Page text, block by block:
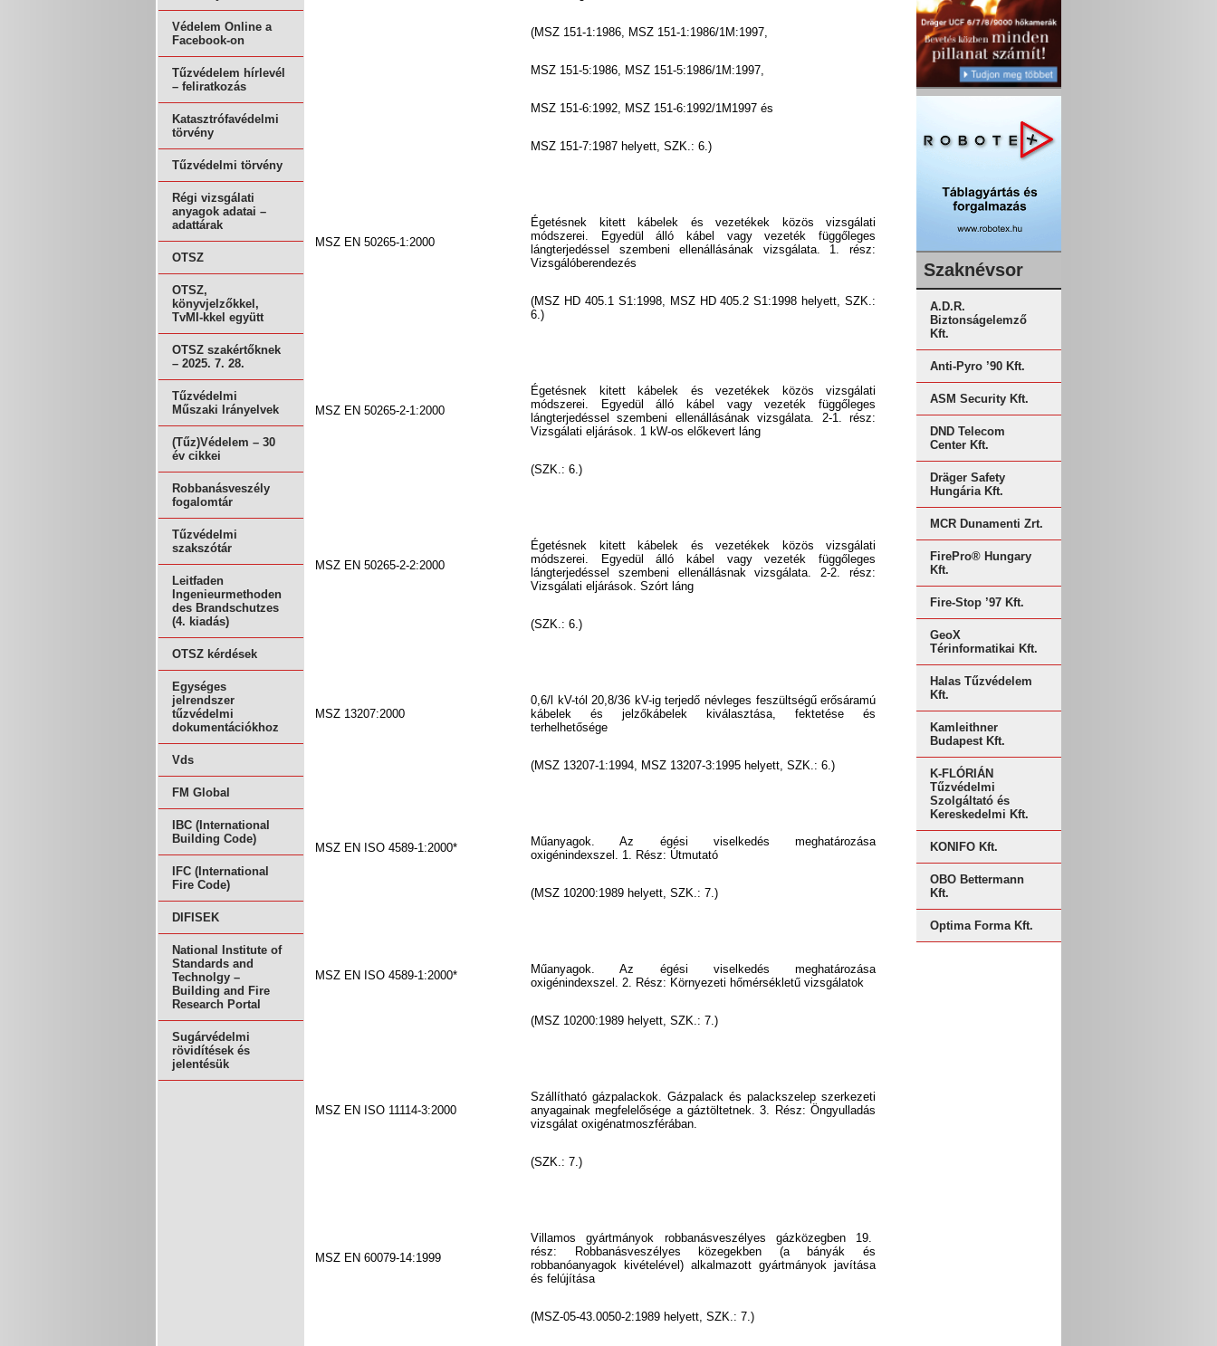
Védelem Online a
Facebook-on
Tűzvédelem hírlevél
– feliratkozás
Katasztrófavédelmi
törvény
Tűzvédelmi törvény
Régi vizsgálati
anyagok adatai –
adattárak
OTSZ
OTSZ,
könyvjelzőkkel,
TvMI-kkel együtt
OTSZ szakértőknek
– 2025. 7. 28.
Tűzvédelmi
Műszaki Irányelvek
(Tűz)Védelem – 30
év cikkei
Robbanásveszély
fogalomtár
Tűzvédelmi
szakszótár
Leitfaden
Ingenieurmethoden
des Brandschutzes
(4. kiadás)
OTSZ kérdések
Egységes
jelrendszer
tűzvédelmi
dokumentációkhoz
Vds
FM Global
IBC (International
Building Code)
IFC (International
Fire Code)
DIFISEK
National Institute of
Standards and
Technolgy –
Building and Fire
Research Portal
Sugárvédelmi
rövidítések és
jelentésük
(MSZ 151-1:1986, MSZ 151-1:1986/1M:1997,
MSZ 151-5:1986, MSZ 151-5:1986/1M:1997,
MSZ 151-6:1992, MSZ 151-6:1992/1M1997 és
MSZ 151-7:1987 helyett, SZK.: 6.)
MSZ EN 50265-1:2000
Égetésnek kitett kábelek és vezetékek közös vizsgálati
módszerei. Egyedül álló kábel vagy vezeték függőleges
lángterjedéssel szembeni ellenállásának vizsgálata. 1. rész:
Vizsgálóberendezés
(MSZ HD 405.1 S1:1998, MSZ HD 405.2 S1:1998 helyett, SZK.:
6.)
MSZ EN 50265-2-1:2000
Égetésnek kitett kábelek és vezetékek közös vizsgálati
módszerei. Egyedül álló kábel vagy vezeték függőleges
lángterjedéssel szembeni ellenállásának vizsgálata. 2-1. rész:
Vizsgálati eljárások. 1 kW-os előkevert láng
(SZK.: 6.)
MSZ EN 50265-2-2:2000
Égetésnek kitett kábelek és vezetékek közös vizsgálati
módszerei. Egyedül álló kábel vagy vezeték függőleges
lángterjedéssel szembeni ellenállásnak vizsgálata. 2-2. rész:
Vizsgálati eljárások. Szórt láng
(SZK.: 6.)
MSZ 13207:2000
0,6/l kV-tól 20,8/36 kV-ig terjedő névleges feszültségű erősáramú
kábelek és jelzőkábelek kiválasztása, fektetése és
terhelhetősége
(MSZ 13207-1:1994, MSZ 13207-3:1995 helyett, SZK.: 6.)
MSZ EN ISO 4589-1:2000*
Műanyagok. Az égési viselkedés meghatározása
oxigénindexszel. 1. Rész: Útmutató
(MSZ 10200:1989 helyett, SZK.: 7.)
MSZ EN ISO 4589-1:2000*
Műanyagok. Az égési viselkedés meghatározása
oxigénindexszel. 2. Rész: Környezeti hőmérsékletű vizsgálatok
(MSZ 10200:1989 helyett, SZK.: 7.)
MSZ EN ISO 11114-3:2000
Szállítható gázpalackok. Gázpalack és palackszelep szerkezeti
anyagainak megfelelősége a gáztöltetnek. 3. Rész: Öngyulladás
vizsgálat oxigénatmoszférában.
(SZK.: 7.)
MSZ EN 60079-14:1999
Villamos gyártmányok robbanásveszélyes gázközegben 19.
rész: Robbanásveszélyes közegekben (a bányák és
robbanóanyagok kivételével) alkalmazott gyártmányok javítása
és felújítása
(MSZ-05-43.0050-2:1989 helyett, SZK.: 7.)
Szaknévsor
A.D.R.
Biztonságelemző
Kft.
Anti-Pyro ’90 Kft.
ASM Security Kft.
DND Telecom
Center Kft.
Dräger Safety
Hungária Kft.
MCR Dunamenti Zrt.
FirePro® Hungary
Kft.
Fire-Stop ’97 Kft.
GeoX
Térinformatikai Kft.
Halas Tűzvédelem
Kft.
Kamleithner
Budapest Kft.
K-FLÓRIÁN
Tűzvédelmi
Szolgáltató és
Kereskedelmi Kft.
KONIFO Kft.
OBO Bettermann
Kft.
Optima Forma Kft.